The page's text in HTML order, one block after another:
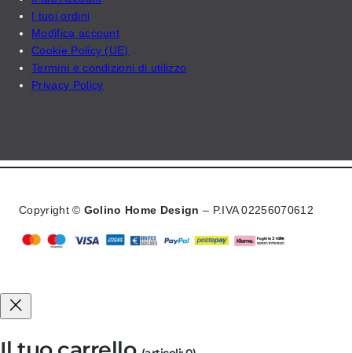
I tuoi ordini
Modifica account
Cookie Policy (UE)
Termini e condizioni di utilizzo
Privacy Policy
Copyright © Golino Home Design – P.IVA 02256070612